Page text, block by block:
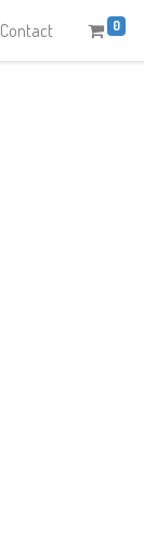
Contact 0